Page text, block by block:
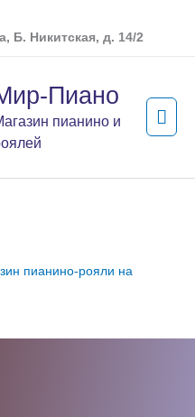
Б. Никитская, д. 14/2
Пиано
пианино и